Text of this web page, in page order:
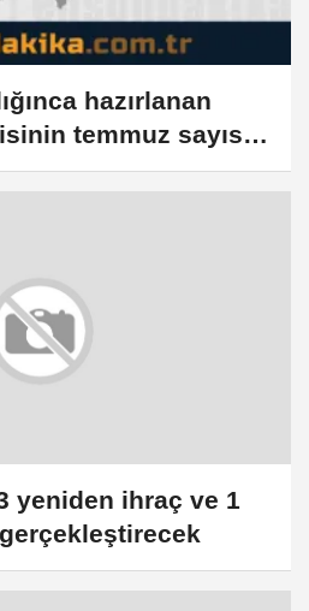
hazırlanan
temmuz sayısı
yeniden ihraç ve 1